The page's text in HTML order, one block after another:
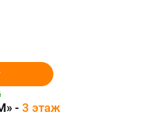
- 3 этаж